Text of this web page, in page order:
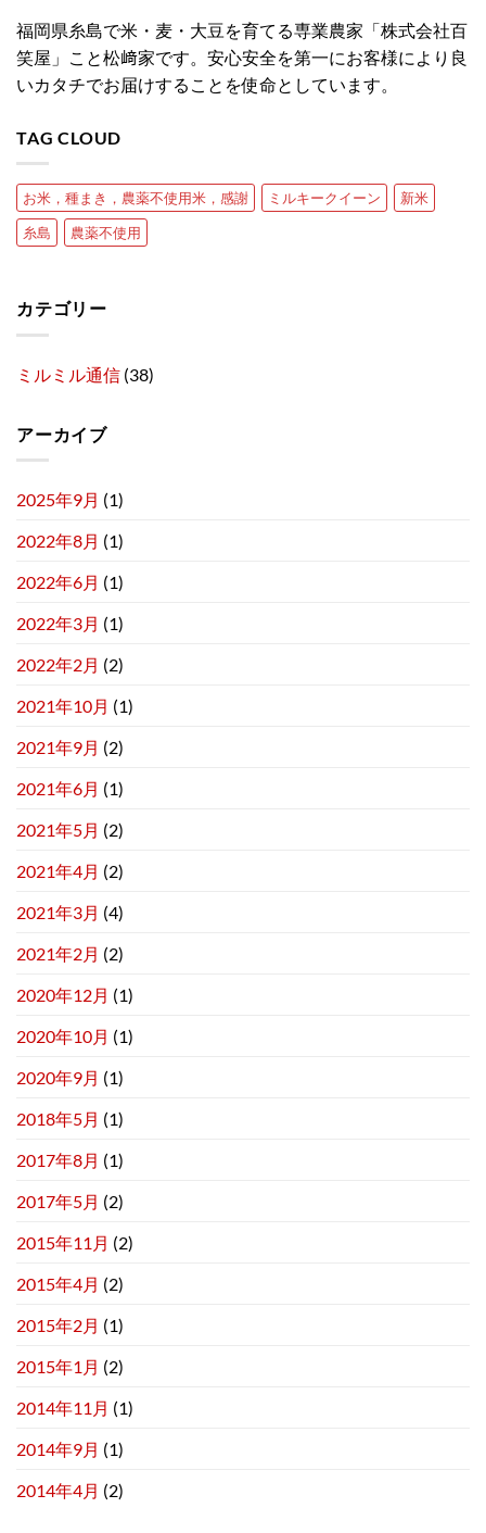
福岡県糸島で米・麦・大豆を育てる専業農家「株式会社百
笑屋」こと松﨑家です。安心安全を第一にお客様により良
いカタチでお届けすることを使命としています。
TAG CLOUD
お米，種まき，農薬不使用米，感謝 ミルキークイーン
新米
糸島
農薬不使用
カテゴリー
ミルミル通信 (38)
アーカイブ
2025年9月 (1)
2022年8月 (1)
2022年6月 (1)
2022年3月 (1)
2022年2月 (2)
2021年10月 (1)
2021年9月 (2)
2021年6月 (1)
2021年5月 (2)
2021年4月 (2)
2021年3月 (4)
2021年2月 (2)
2020年12月 (1)
2020年10月 (1)
2020年9月 (1)
2018年5月 (1)
2017年8月 (1)
2017年5月 (2)
2015年11月 (2)
2015年4月 (2)
2015年2月 (1)
2015年1月 (2)
2014年11月 (1)
2014年9月 (1)
2014年4月 (2)